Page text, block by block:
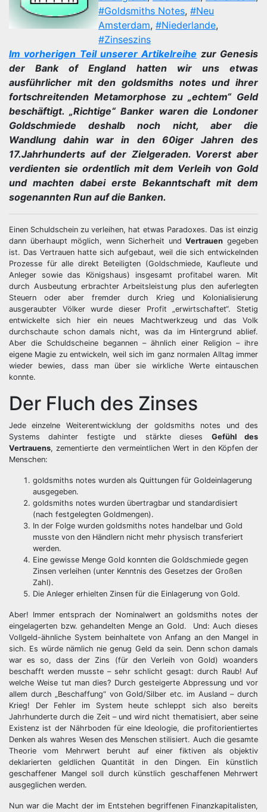
#Goldsmiths Notes, #Neu
Amsterdam, #Niederlande,
#Zinseszins
Im vorherigen Teil unserer Artikelreihe zur Genesis
der Bank of England hatten wir uns etwas
ausführlicher mit den goldsmiths notes und ihrer
fortschreitenden Metamorphose zu „echtem“ Geld
beschäftigt. „Richtige“ Banker waren die Londoner
Goldschmiede deshalb noch nicht, aber die
Wandlung dahin war in den 60iger Jahren des
17.Jahrhunderts auf der Zielgeraden. Vorerst aber
verdienten sie ordentlich mit dem Verleih von Gold
und machten dabei erste Bekanntschaft mit dem
sogenannten Run auf die Banken.
Einen Schuldschein zu verleihen, hat etwas Paradoxes. Das ist einzig
dann überhaupt möglich, wenn Sicherheit undVertrauen gegeben
ist. Das Vertrauen hatte sich aufgebaut, weil die sich entwickelnden
Prozesse für alle direkt Beteiligten (Goldschmiede, Kaufleute und
Anleger sowie das Königshaus) insgesamt profitabel waren. Mit
durch Ausbeutung erbrachter Arbeitsleistung plus den auferlegten
Steuern oder aber fremder durch Krieg und Kolonialisierung
ausgeraubter Völker wurde dieser Profit „erwirtschaftet“. Stetig
entwickelte sich hier ein neues Machtwerkzeug und das Volk
durchschaute schon damals nicht, was da im Hintergrund ablief.
Aber die Schuldscheine begannen – ähnlich einer Religion – ihre
eigene Magie zu entwickeln, weil sich im ganz normalen Alltag immer
wieder bewies, dass man über sie wirkliche Werte eintauschen
konnte.
Der Fluch des Zinses
Jede einzelne Weiterentwicklung der goldsmiths notes und des
Systems dahinter festigte und stärkte dieses Gefühl des
Vertrauens, zementierte den vermeintlichen Wert in den Köpfen der
Menschen:
goldsmiths notes wurden als Quittungen für Goldeinlagerung
ausgegeben.
goldsmiths notes wurden übertragbar und standardisiert
(nach festgelegten Goldmengen).
In der Folge wurden goldsmiths notes handelbar und Gold
musste von den Händlern nicht mehr physisch transferiert
werden.
Eine gewisse Menge Gold konnten die Goldschmiede gegen
Zinsen verleihen (unter Kenntnis des Gesetzes der Großen
Zahl).
Die Anleger erhielten Zinsen für die Einlagerung von Gold.
Aber! Immer entsprach der Nominalwert an goldsmiths notes der
eingelagerten bzw. gehandelten Menge an Gold. Und: Auch dieses
Vollgeld-ähnliche System beinhaltete von Anfang an den Mangel in
sich. Es würde nämlich nie genug Geld da sein. Denn schon damals
war es so, dass der Zins (für den Verleih von Gold) woanders
beschafft werden musste – sehr schlicht gesagt: durch Raub! Auf
welche Weise tut man dies? Durch gesteigerte Abpressung und vor
allem durch „Beschaffung“ von Gold/Silber etc. im Ausland – durch
Krieg! Der Fehler im System heute schleppt sich also bereits
Jahrhunderte durch die Zeit – und wird nicht thematisiert, aber seine
Existenz ist der Nährboden für eine Ideologie, die profitorientiertes
Denken als wahres Wesen des Menschen stilisiert. Auch die gesamte
Theorie vom Mehrwert beruht auf einer fiktiven als objektiv
deklarierten geldlichen Quantität in den Dingen. Ein künstlich
geschaffener Mangel soll durch künstlich geschaffenen Mehrwert
ausgeglichen werden.
Nun war die Macht der im Entstehen begriffenen Finanzkapitalisten,